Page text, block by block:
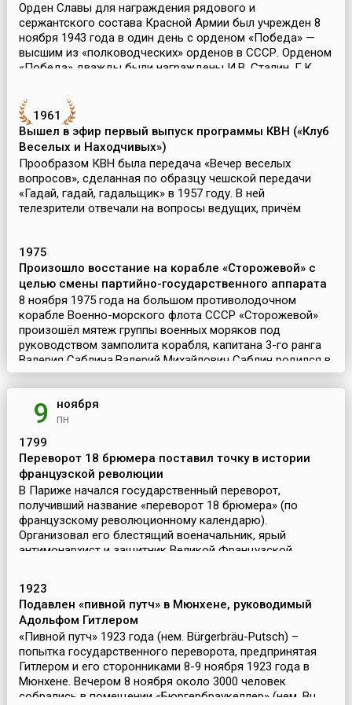
Орден Славы для награждения рядового и
сержантского состава Красной Армии был учрежден 8
ноября 1943 года в один день с орденом «Победа» —
высшим из «полководческих» орденов в СССР. Орденом
«Победа» дважды были награждены И.В. Сталин, Г.К.
1961
Вышел в эфир первый выпуск программы КВН («Клуб
Веселых и Находчивых»)
Прообразом КВН была передача «Вечер веселых
вопросов», сделанная по образцу чешской передачи
«Гадай, гадай, гадальщик» в 1957 году. В ней
телезрители отвечали на вопросы ведущих, причём
1975
Произошло восстание на корабле «Сторожевой» с
целью смены партийно-государственного аппарата
8 ноября 1975 года на большом противолодочном
корабле Военно-морского флота СССР «Сторожевой»
произошёл мятеж группы военных моряков под
руководством замполита корабля, капитана 3-го ранга
Валерия Саблина.Валерий Михайлович Саблин родился в
1939 ...
9 ноября
пн
1799
Переворот 18 брюмера поставил точку в истории
французской революции
В Париже начался государственный переворот,
получивший название «переворот 18 брюмера» (по
французскому революционному календарю).
Организовал его блестящий военачальник, ярый
антимонархист и защитник Великой Французской
1923
Подавлен «пивной путч» в Мюнхене, руководимый
Адольфом Гитлером
«Пивной путч» 1923 года (нем. Bürgerbräu-Putsch) –
попытка государственного переворота, предпринятая
Гитлером и его сторонниками 8-9 ноября 1923 года в
Мюнхене. Вечером 8 ноября около 3000 человек
собрались в помещении «Бюргербраукеллер» (нем. Bu...